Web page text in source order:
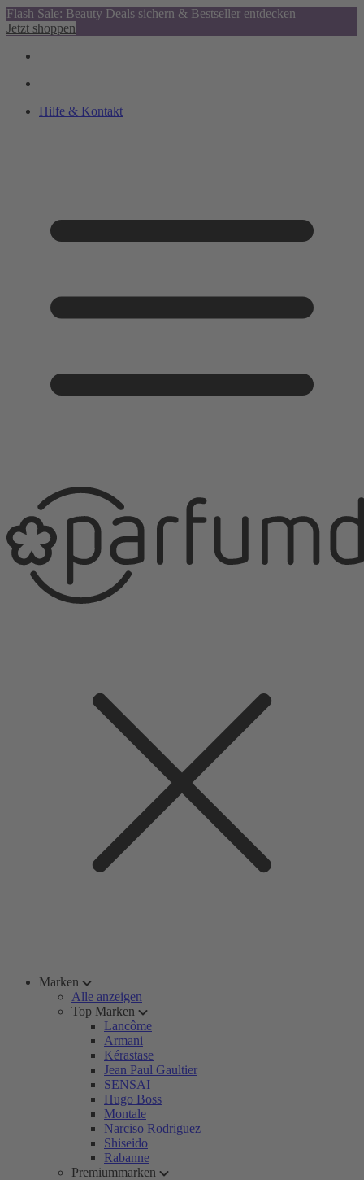
Flash Sale: Beauty Deals sichern & Bestseller entdecken
Jetzt shoppen
Hilfe & Kontakt
Marken
Alle anzeigen
Top Marken
Lancôme
Armani
Kérastase
Jean Paul Gaultier
SENSAI
Hugo Boss
Montale
Narciso Rodriguez
Shiseido
Rabanne
Premiummarken